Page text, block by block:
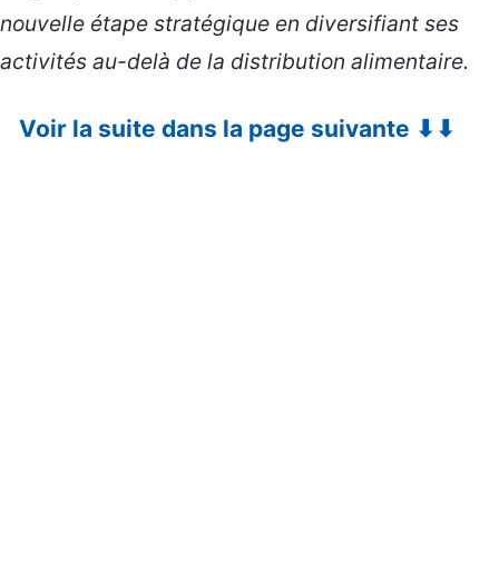
nouvelle étape stratégique en diversifiant ses
activités au-delà de la distribution alimentaire.
Voir la suite dans la page suivante ⬇⬇